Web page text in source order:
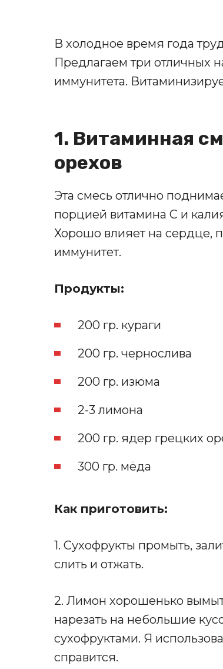
В холодное время года
Предлагаем три отличных
иммунитета.
1. Витаминная
орехов
Эта смесь отлично
порцией витамина С и
Хорошо влияет на сердце,
иммунитет.
Продукты:
200 гр. кураги
200 гр. чернослива
200 гр. изюма
2-3 лимона
200 гр. ядер грецких
300 гр. мёда
Как приготовить:
1. Сухофрукты промыть,
слить и отжать.
2. Лимон хорошенько
нарезать на небольшие
сухофруктами. Я
справится.